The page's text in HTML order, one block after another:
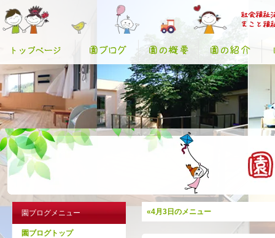
園ブログメニュー
園ブログトップ
«4月3日のメニュー